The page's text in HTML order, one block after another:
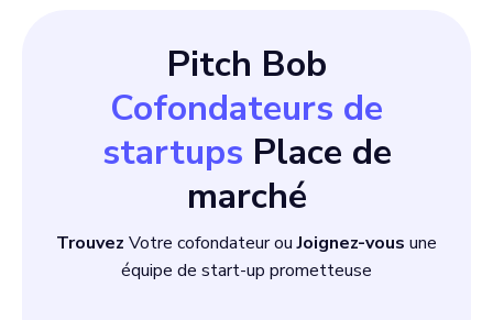
Pitch Bob
Cofondateurs de
startups Place de
marché
Trouvez Votre cofondateur ouJoignez-vous une
équipe de start-up prometteuse